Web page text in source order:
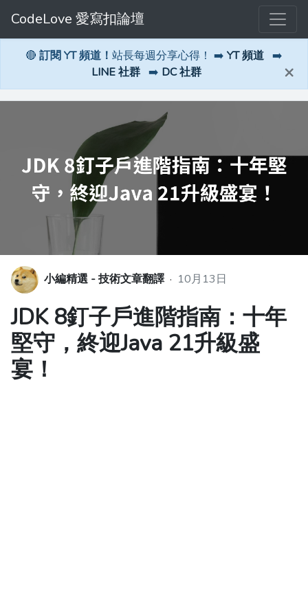
CodeLove 愛寫扣論壇
🔴 訂閱 YT 頻道！ 站長每週分享心得！ ➡️ YT 頻道 ➡️
LINE 社群 ➡️ DC 社群 ×
小編精選 - 技術文章翻譯 · 10月13日
JDK 8釘子戶進階指南：十年
堅守，終迎Java 21升級盛
宴！